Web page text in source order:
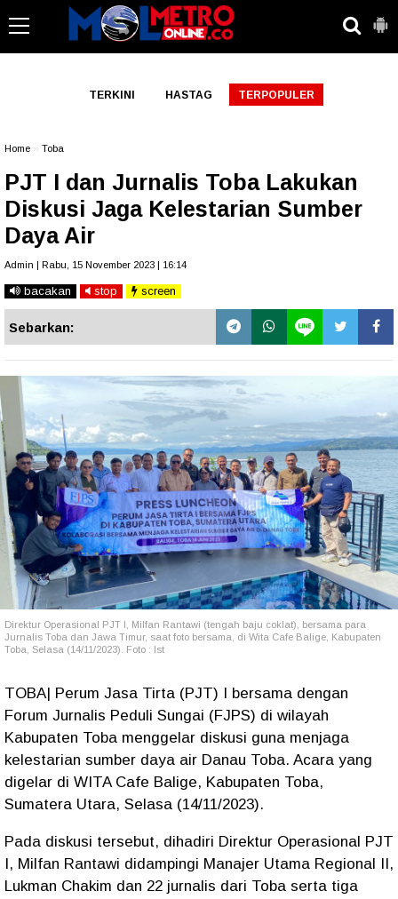
TERKINI HASTAG TERPOPULER
Home Toba
PJT I dan Jurnalis Toba Lakukan
Diskusi Jaga Kelestarian Sumber
Daya Air
Admin | Rabu, 15 November 2023 | 16:14
bacakan stop screen
Sebarkan:
Direktur Operasional PJT I, Milfan Rantawi (tengah baju coklat), bersama para
Jurnalis Toba dan Jawa Timur, saat foto bersama, di Wita Cafe Balige, Kabupaten
Toba, Selasa (14/11/2023). Foto : Ist
TOBA| Perum Jasa Tirta (PJT) I bersama dengan
Forum Jurnalis Peduli Sungai (FJPS) di wilayah
Kabupaten Toba menggelar diskusi guna menjaga
kelestarian sumber daya air Danau Toba. Acara yang
digelar di WITA Cafe Balige, Kabupaten Toba,
Sumatera Utara, Selasa (14/11/2023).
Pada diskusi tersebut, dihadiri Direktur Operasional PJT
I, Milfan Rantawi didampingi Manajer Utama Regional II,
Lukman Chakim dan 22 jurnalis dari Toba serta tiga